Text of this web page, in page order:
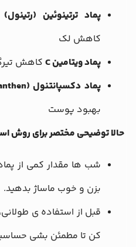
پماد ترتینوئین (رتینول)
کاهش لک
پماد ویتامین C
کاهش
پماد دکسپانتنول (Bepanthen)
بهبود پوست
حالا توضیحی مختصر برای روش
شب ها مقدار کمی از
بزن و خوب ماساژ بدهید.
قبل از استفاده ی
کن تا مطمئن بشی